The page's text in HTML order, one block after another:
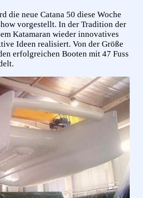
die neue Catana 50 diese Woche
vorgestellt. In der Tradition der
Katamaran wieder innovatives
Ideen realisiert. Von der Größe
erfolgreichen Booten mit 47 Fuss